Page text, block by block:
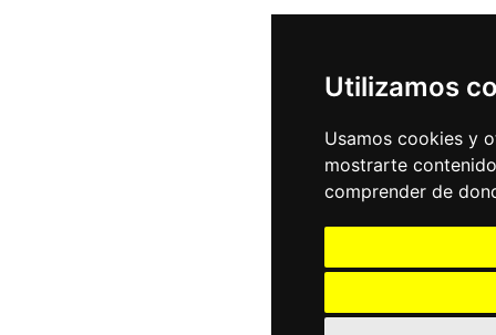
Utilizamos
Usamos cookies y
mostrarte
comprender de